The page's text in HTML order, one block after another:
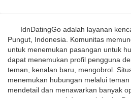
IdnDatingGo adalah layanan
Pungut, Indonesia. Komunitas
untuk menemukan pasangan untuk
dapat menemukan profil pengguna
teman, kenalan baru, mengobrol.
menemukan hubungan melalui
mendetail dan menawarkan banyak